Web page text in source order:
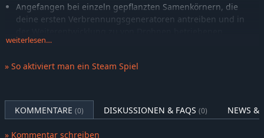
Angefangen bei einzeln gepflanzten Samenkörnern, die
deine ersten Verbrennungsgeneratoren antreiben und in
Megahöfen, die ganze Abschnitte deiner Mission
Vorstufe in der Welt von Substructure, sondern ein
Spüre neue Rohmaterialien auf, die verarbeitet und
kombiniert werden können, um fortschrittliche Ausrüstung
herzustellen und deine Effizienz zu erhöhen, während du
weiterlesen…
» So aktiviert man ein Steam Spiel
KOMMENTARE (0) DISKUSSIONEN & FAQS (0) NEWS &
» Kommentar schreiben